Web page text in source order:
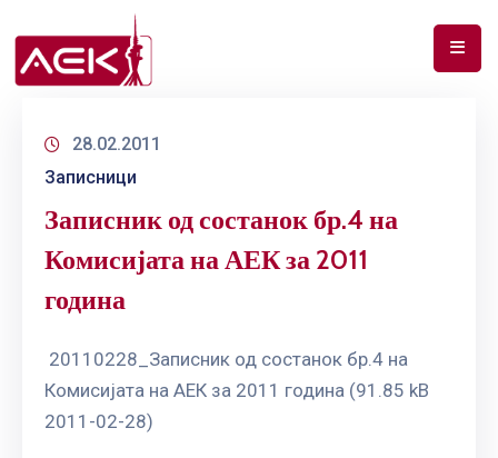
НАС
ДОКУМЕНТИ
СПЕКТАР
ТЕЛЕКОМУНИКАЦИИ
АНАЛИЗА
28.02.2011
Записници
Записник од состанок бр.4 на
Комисијата на АЕК за 2011
година
20110228_Записник од состанок бр.4 на
Комисијата на АЕК за 2011 година (91.85 kB
2011-02-28)